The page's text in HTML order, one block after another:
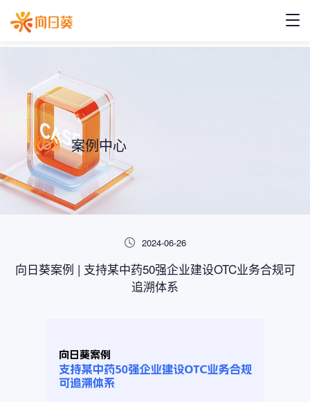
案例中心
2024-06-26
向日葵案例 | 支持某中药50强企业建设OTC业务合规可
追溯体系